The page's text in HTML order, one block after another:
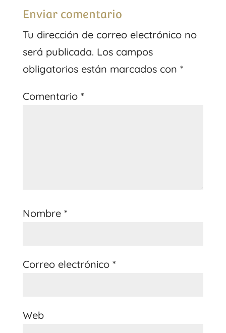
Enviar comentario
Tu dirección de correo electrónico no
será publicada. Los campos
obligatorios están marcados con *
Comentario *
Nombre *
Correo electrónico *
Web